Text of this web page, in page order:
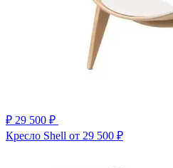
₽ 29 500 ₽
Кресло Shell от 29 500 ₽